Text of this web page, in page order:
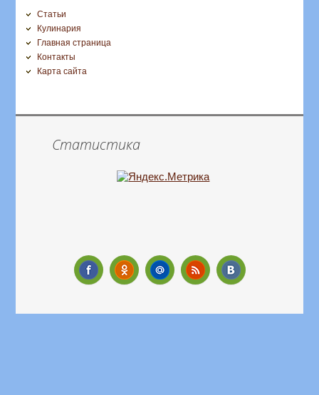
Статьи
Кулинария
Главная страница
Контакты
Карта сайта
Статистика